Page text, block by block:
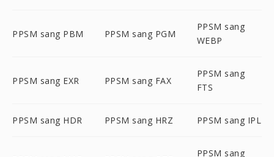
PPSM sang PBM PPSM sang PGM
PPSM sang
WEBP
PPSM sang EXR PPSM sang FAX
PPSM sang
FTS
PPSM sang HDR PPSM sang HRZ PPSM sang IPL
PPSM sang